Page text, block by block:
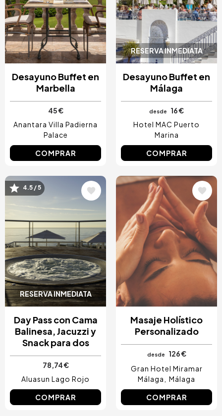
Desayuno Buffet en
Marbella
45 €
Anantara Villa Padierna
Palace
COMPRAR
RESERVA INMEDIATA
Desayuno Buffet en
Málaga
desde
16 €
Hotel MAC Puerto
Marina
COMPRAR
RESERVA INMEDIATA
Image
4.5 / 5
Day Pass con Cama
Balinesa, Jacuzzi y
Snack para dos
78,74 €
Aluasun Lago Rojo
COMPRAR
Image
Masaje Holístico
Personalizado
desde
126 €
Gran Hotel Miramar
Málaga
Málaga
COMPRAR